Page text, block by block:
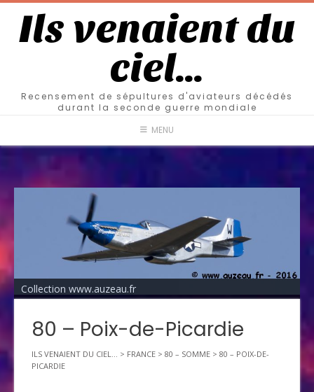
Ils venaient du
ciel…
Recensement de sépultures d'aviateurs décédés
durant la seconde guerre mondiale
MENU
Collection www.auzeau.fr
80 – Poix-de-Picardie
ILS VENAIENT DU CIEL... > FRANCE > 80 – SOMME > 80 – POIX-DE-
PICARDIE